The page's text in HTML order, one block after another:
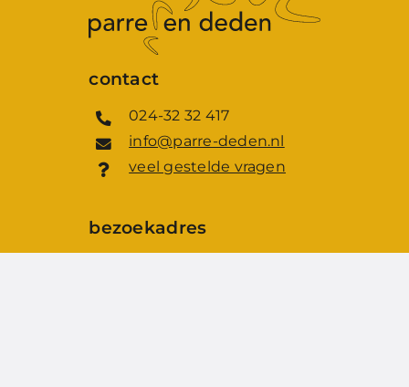
contact
024-32 32 417
info@parre-deden.nl
veel gestelde vragen
bezoekadres